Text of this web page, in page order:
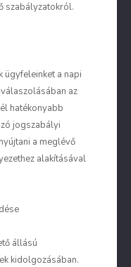
szabályzatokról.
ügyfeleinket a napi
az
hatékonyabb
jogszabályi
a meglévő
alakításával
állású
kidolgozásában.